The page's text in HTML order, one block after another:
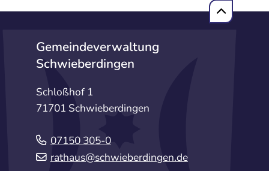
Gemeindeverwaltung
Schwieberdingen
Schloßhof 1
71701 Schwieberdingen
07150 305-0
rathaus@schwieberdingen.de